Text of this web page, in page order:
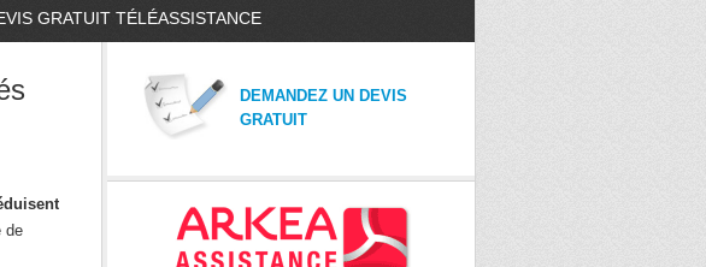
GRATUIT TÉLÉASSISTANCE
de
DEMANDEZ UN DEVIS
GRATUIT